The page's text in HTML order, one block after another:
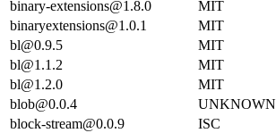
binary-extensions@1.8.0
MIT
binaryextensions@1.0.1
MIT
bl@0.9.5
MIT
bl@1.1.2
MIT
bl@1.2.0
MIT
blob@0.0.4
UNKNOWN
block-stream@0.0.9
ISC